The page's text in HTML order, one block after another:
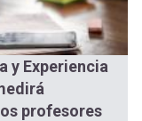
y Experiencia
profesores